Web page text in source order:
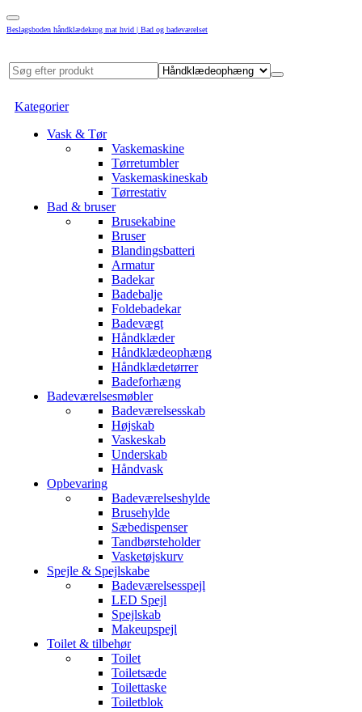
Beslagsboden håndklædekrog mat hvid | Bad og badeværelset
Kategorier
Vask & Tør
Vaskemaskine
Tørretumbler
Vaskemaskineskab
Tørrestativ
Bad & bruser
Brusekabine
Bruser
Blandingsbatteri
Armatur
Badekar
Badebalje
Foldebadekar
Badevægt
Håndklæder
Håndklædeophæng
Håndklædetørrer
Badeforhæng
Badeværelsesmøbler
Badeværelsesskab
Højskab
Vaskeskab
Underskab
Håndvask
Opbevaring
Badeværelseshylde
Brusehylde
Sæbedispenser
Tandbørsteholder
Vasketøjskurv
Spejle & Spejlskabe
Badeværelsesspejl
LED Spejl
Spejlskab
Makeupspejl
Toilet & tilbehør
Toilet
Toiletsæde
Toilettaske
Toiletblok